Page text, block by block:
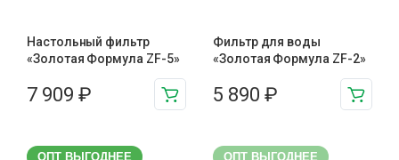
Настольный фильтр
«Золотая Формула ZF-5»
7 909 ₽
Фильтр для воды
«Золотая Формула ZF-2»
5 890 ₽
ОПТ ВЫГОДНЕЕ ОПТ ВЫГОДНЕЕ